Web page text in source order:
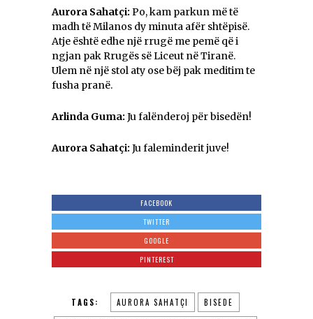
Aurora Sahatçi: Po, kam parkun më të
madh të Milanos dy minuta afër shtëpisë.
Atje është edhe një rrugë me pemë që i
ngjan pak Rrugës së Liceut në Tiranë.
Ulem në një stol aty ose bëj pak meditim te
fusha pranë.
Arlinda Guma: Ju falënderoj për bisedën!
Aurora Sahatçi: Ju faleminderit juve!
FACEBOOK
TWITTER
GOOGLE
PINTEREST
TAGS: AURORA SAHATÇI BISEDE